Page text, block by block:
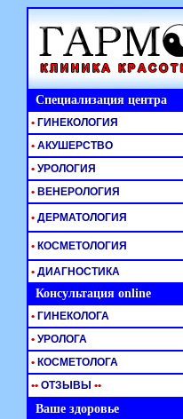
Специализация центра
• ГИНЕКОЛОГИЯ
• АКУШЕРСТВО
• УРОЛОГИЯ
• ВЕНЕРОЛОГИЯ
• ДЕРМАТОЛОГИЯ
• КОСМЕТОЛОГИЯ
• ДИАГНОСТИКА
Консультация online
• ГИНЕКОЛОГА
• УРОЛОГА
• КОСМЕТОЛОГА
•• ОТЗЫВЫ ••
Ваше здоровье